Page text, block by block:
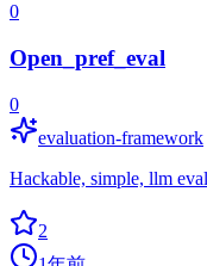
0
Open_pref_eval
0
evaluation-framework
Hackable, simple, llm
2